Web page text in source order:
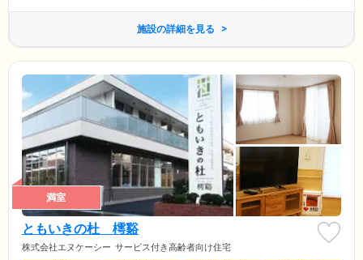
施設の詳細を見る
満室
ともいきの杜 樗谿
株式会社エヌケーシー サービス付き高齢者向け住宅